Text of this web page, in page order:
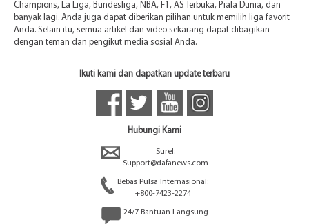
Champions, La Liga, Bundesliga, NBA, F1, AS Terbuka, Piala Dunia, dan
banyak lagi. Anda juga dapat diberikan pilihan untuk memilih liga favorit
Anda. Selain itu, semua artikel dan video sekarang dapat dibagikan
dengan teman dan pengikut media sosial Anda.
Ikuti kami dan dapatkan update terbaru
Hubungi Kami
Surel:
Support@dafanews.com
Bebas Pulsa Internasional:
+800-7423-2274
24/7 Bantuan Langsung